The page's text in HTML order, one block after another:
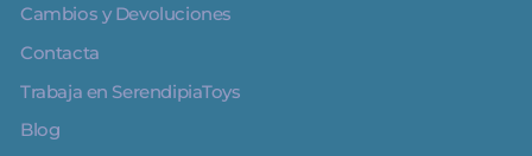
Cambios y Devoluciones
Contacta
Trabaja en SerendipiaToys
Blog